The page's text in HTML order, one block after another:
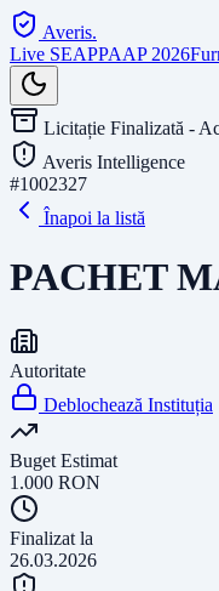
Averis.
Live SEAPPAAP 2026
Licitație Finalizată -
Averis Intelligence
#1002327
Înapoi la listă
PACHET
Autoritate
Deblochează Instituția
Buget Estimat
1.000 RON
Finalizat la
26.03.2026